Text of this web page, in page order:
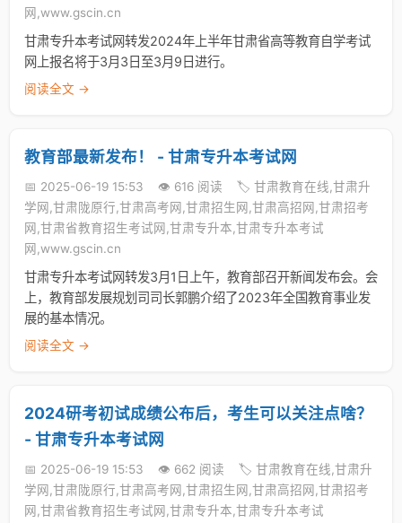
网,www.gscin.cn
甘肃专升本考试网转发2024年上半年甘肃省高等教育自学考试
网上报名将于3月3日至3月9日进行。
阅读全文 →
教育部最新发布！ - 甘肃专升本考试网
📅 2025-06-19 15:53 👁️ 616 阅读
🏷️ 甘肃教育在线,甘肃升
学网,甘肃陇原行,甘肃高考网,甘肃招生网,甘肃高招网,甘肃招考
网,甘肃省教育招生考试网,甘肃专升本,甘肃专升本考试
网,www.gscin.cn
甘肃专升本考试网转发3月1日上午，教育部召开新闻发布会。会
上，教育部发展规划司司长郭鹏介绍了2023年全国教育事业发
展的基本情况。
阅读全文 →
2024研考初试成绩公布后，考生可以关注点啥？
- 甘肃专升本考试网
📅 2025-06-19 15:53 👁️ 662 阅读
🏷️ 甘肃教育在线,甘肃升
学网,甘肃陇原行,甘肃高考网,甘肃招生网,甘肃高招网,甘肃招考
网,甘肃省教育招生考试网,甘肃专升本,甘肃专升本考试